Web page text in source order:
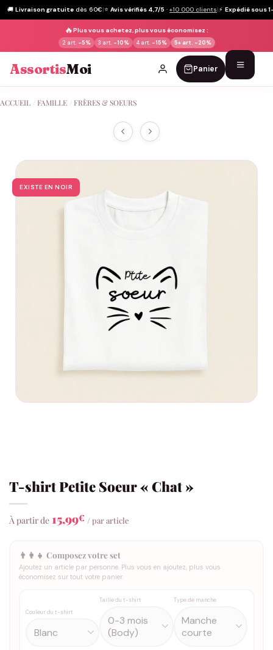
🚚 Livraison gratuite dès 60€|⭐ Avis vérifiés 4,7/5 · +10 000 clients|⚡ Expédié sous
🔥Plus vous achetez, plus vous économisez :
2 art. -5% 3 art. -10% 4 art. -15% 5+ art. -20%
AssortisMoi Panier
au
ACCUEIL FAMILLE FRÈRES & SOEURS
EXISTE EN NOIR
T-shirt Petite Soeur « Chat »
À partir de 15,99€ / par article
👨‍👩‍👧 Composez votre set
Ajoutez un article par personne. Plus vous en ajoutez, plus vous
économisez sur tout votre panier.
Couleur du t-shirt
Taille du t-shirt Type de manche